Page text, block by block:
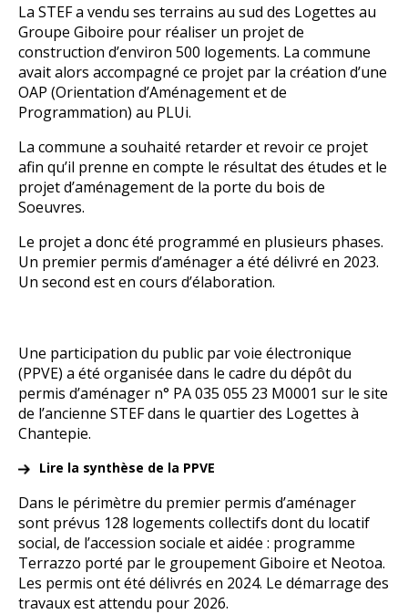
La STEF a vendu ses terrains au sud des Logettes au
Groupe Giboire pour réaliser un projet de
construction d’environ 500 logements. La commune
avait alors accompagné ce projet par la création d’une
OAP (Orientation d’Aménagement et de
Programmation) au PLUi.
La commune a souhaité retarder et revoir ce projet
afin qu’il prenne en compte le résultat des études et le
projet d’aménagement de la porte du bois de
Soeuvres.
Le projet a donc été programmé en plusieurs phases.
Un premier permis d’aménager a été délivré en 2023.
Un second est en cours d’élaboration.
Une participation du public par voie électronique
(PPVE) a été organisée dans le cadre du dépôt du
permis d’aménager n° PA 035 055 23 M0001 sur le site
de l’ancienne STEF dans le quartier des Logettes à
Chantepie.
Lire la synthèse de la PPVE
Dans le périmètre du premier permis d’aménager
sont prévus 128 logements collectifs dont du locatif
social, de l’accession sociale et aidée : programme
Terrazzo porté par le groupement Giboire et Neotoa.
Les permis ont été délivrés en 2024. Le démarrage des
travaux est attendu pour 2026.